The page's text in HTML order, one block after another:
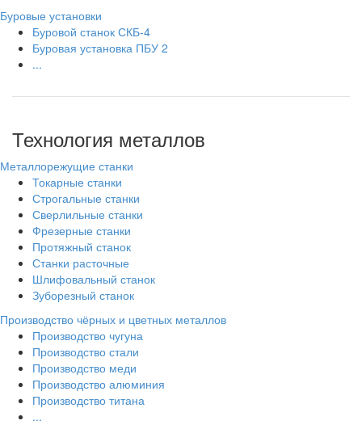
Буровые установки
Буровой станок СКБ-4
Буровая установка ПБУ 2
...
Технология металлов
Металлорежущие станки
Токарные станки
Строгальные станки
Сверлильные станки
Фрезерные станки
Протяжный станок
Станки расточные
Шлифовальный станок
Зуборезный станок
Производство чёрных и цветных металлов
Производство чугуна
Производство стали
Производство меди
Производство алюминия
Производство титана
...